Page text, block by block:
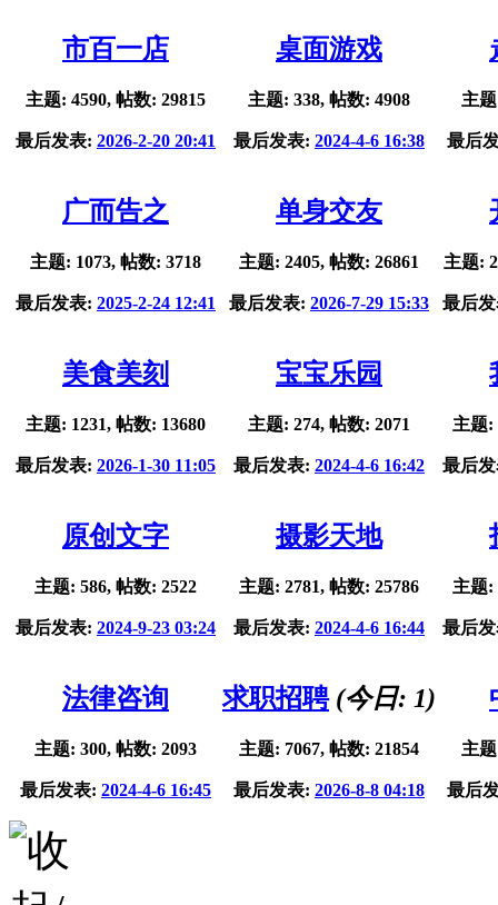
市百一店
主题: 4590, 帖数: 29815
最后发表: 2026-2-20 20:41
桌面游戏
主题: 338, 帖数: 4908
最后发表: 2024-4-6 16:38
主
最后
广而告之
主题: 1073, 帖数: 3718
最后发表: 2025-2-24 12:41
单身交友
主题: 2405, 帖数: 26861
最后发表: 2026-7-29 15:33
主题:
最后
美食美刻
主题: 1231, 帖数: 13680
最后发表: 2026-1-30 11:05
宝宝乐园
主题: 274, 帖数: 2071
最后发表: 2024-4-6 16:42
主题:
最后
原创文字
主题: 586, 帖数: 2522
最后发表: 2024-9-23 03:24
摄影天地
主题: 2781, 帖数: 25786
最后发表: 2024-4-6 16:44
主题:
最后
法律咨询
主题: 300, 帖数: 2093
最后发表: 2024-4-6 16:45
求职招聘(今日: 1)
主题: 7067, 帖数: 21854
最后发表: 2026-8-8 04:18
主
最后